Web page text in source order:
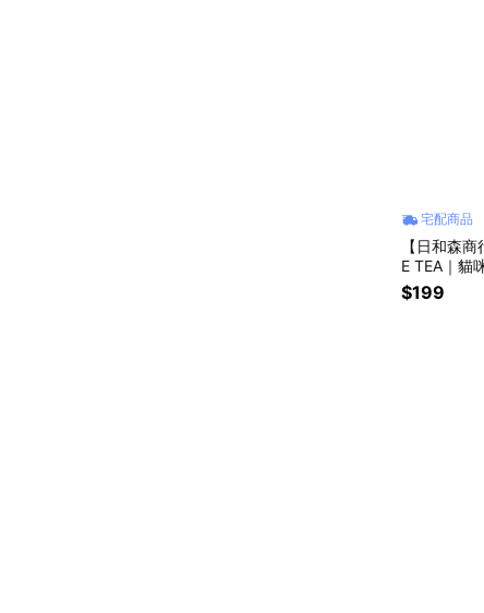
宅配商品
【日和森
E TEA｜貓
茶包｜貓奴
$199